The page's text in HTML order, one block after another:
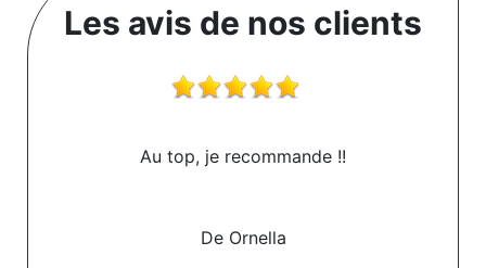
Les avis de nos clients
Au top, je recommande !!
De Ornella